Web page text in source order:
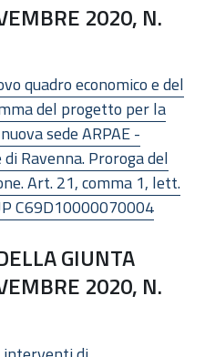
2020, N.
quadro economico e del
del progetto per la
sede ARPAE -
Ravenna. Proroga del
Art. 21, comma 1, lett.
C69D10000070004
GIUNTA
2020, N.